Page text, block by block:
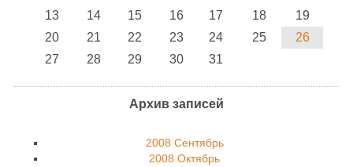
13
14 15 16 17 18
19
20
21 22 23 24 25
26
27
28 29 30 31
Архив записей
2008 Сентябрь
2008 Октябрь